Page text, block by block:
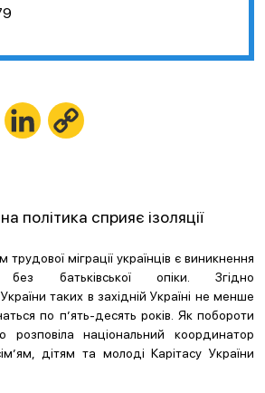
TelegramLinkedIn
політика сприяє ізоляції
міграції українців є виникнення
батьківської опіки. Згідно
таких в західній Україні не менше
по п’ять-десять років. Як побороти
розповіла національний координатор
дітям та молоді Карітасу України